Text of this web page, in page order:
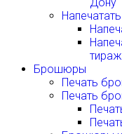
Брошюры
Печать
Печать